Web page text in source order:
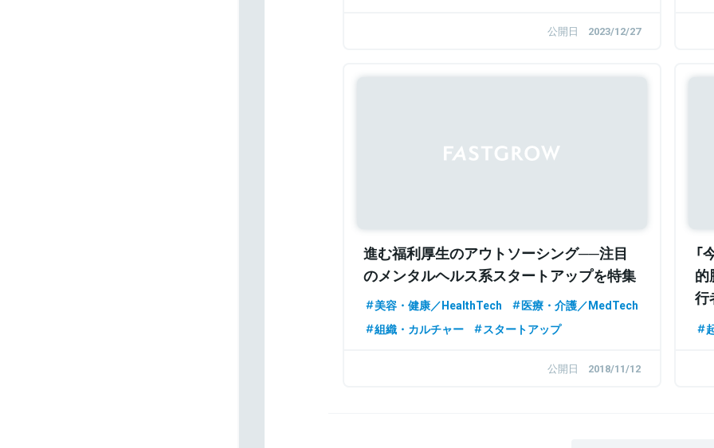
公開日 2023/12/27
進む福利厚生のアウトソーシング──注目
のメンタルヘルス系スタートアップを特集
美容・健康／HealthTech
医療・介護／MedTech
組織・カルチャー
スタートアップ
公開日 2018/11/12
的
行